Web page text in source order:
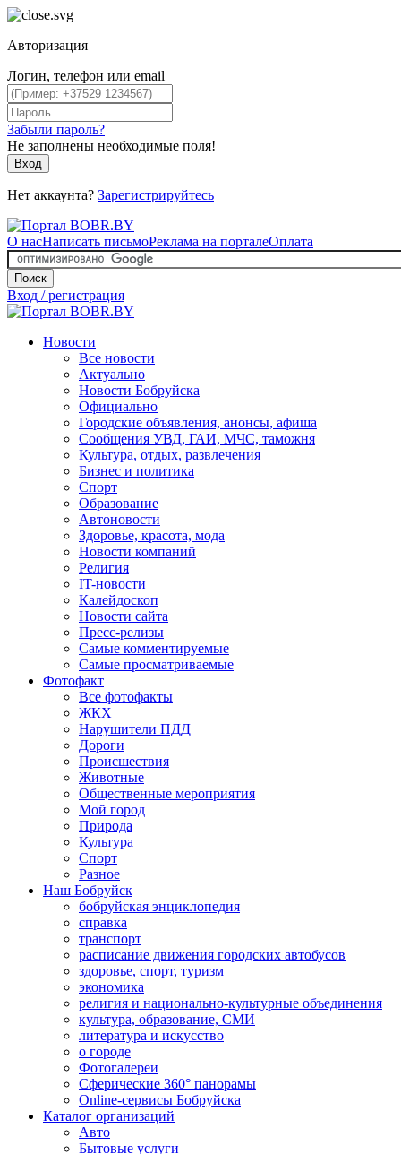
Авторизация
Логин, телефон или email
Забыли пароль?
Не заполнены необходимые поля!
Вход
Нет аккаунта? Зарегистрируйтесь
О насНаписать письмоРеклама на порталеОплата
Поиск
Вход / регистрация
Новости
Все новости
Актуально
Новости Бобруйска
Официально
Городские объявления, анонсы, афиша
Сообщения УВД, ГАИ, МЧС, таможня
Культура, отдых, развлечения
Бизнес и политика
Спорт
Образование
Автоновости
Здоровье, красота, мода
Новости компаний
Религия
IT-новости
Калейдоскоп
Новости сайта
Пресс-релизы
Самые комментируемые
Самые просматриваемые
Фотофакт
Все фотофакты
ЖКХ
Нарушители ПДД
Дороги
Происшествия
Животные
Общественные мероприятия
Мой город
Природа
Культура
Спорт
Разное
Наш Бобруйск
бобруйская энциклопедия
справка
транспорт
расписание движения городских автобусов
здоровье, спорт, туризм
экономика
религия и национально-культурные объединения
культура, образование, СМИ
литература и искусство
о городе
Фотогалереи
Сферические 360° панорамы
Online-сервисы Бобруйска
Каталог организаций
Авто
Бытовые услуги